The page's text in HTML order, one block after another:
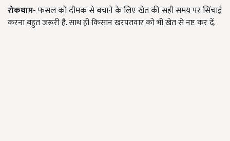
रोकथाम-फसल को दीमक से बचाने के लिए खेत की सही समय पर सिंचाई
करना बहुत जरूरी है. साथ ही किसान खरपतवार को भी खेत से नष्ट कर दें.